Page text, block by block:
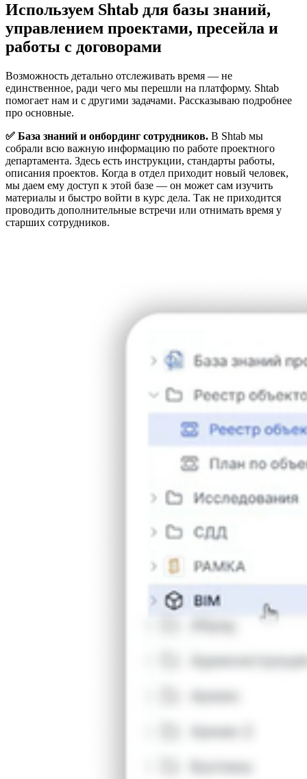
Используем Shtab для базы знаний,
управлением проектами, пресейла и
работы с договорами
Возможность детально отслеживать время — не
единственное, ради чего мы перешли на платформу. Shtab
помогает нам и с другими задачами. Рассказываю подробнее
про основные.
✅ База знаний и онбординг сотрудников. В Shtab мы
собрали всю важную информацию по работе проектного
департамента. Здесь есть инструкции, стандарты работы,
описания проектов. Когда в отдел приходит новый человек,
мы даем ему доступ к этой базе — он может сам изучить
материалы и быстро войти в курс дела. Так не приходится
проводить дополнительные встречи или отнимать время у
старших сотрудников.